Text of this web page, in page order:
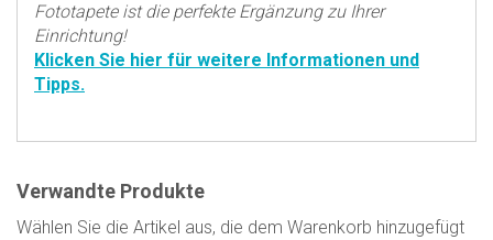
Fototapete ist die perfekte Ergänzung zu Ihrer
Einrichtung!
Klicken Sie hier für weitere Informationen und
Tipps.
Verwandte Produkte
Wählen Sie die Artikel aus, die dem Warenkorb hinzugefügt